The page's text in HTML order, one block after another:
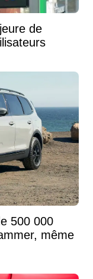
de
500 000
même